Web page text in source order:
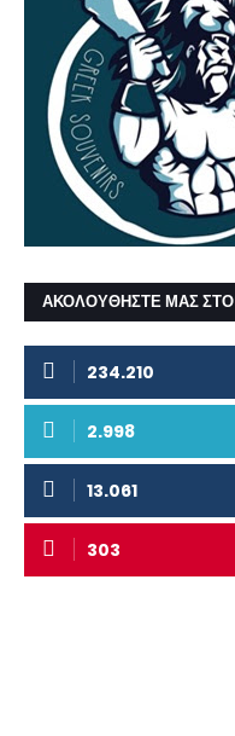
ΑΚΟΛΟΥΘΗΣΤΕ ΜΑΣ ΣΤΟ
234.210
2.998
13.061
303